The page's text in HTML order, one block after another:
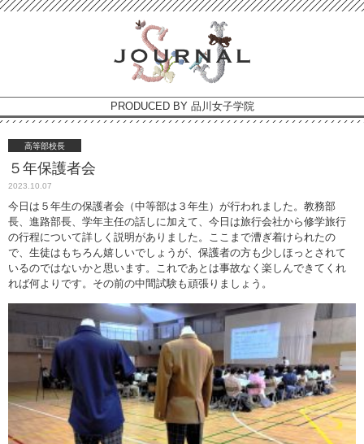
PRODUCED BY 品川女子学院
高等部校長
５年保護者会
2023.10.07
今日は５年生の保護者会（中等部は３年生）が行われました。教務部
長、進路部長、学年主任の話しに加えて、今日は旅行会社から修学旅行
の行程について詳しく説明がありました。ここまで漕ぎ着けられたの
で、生徒はもちろん嬉しいでしょうが、保護者の方も少しほっとされて
いるのではないかと思います。これであとは事故なく楽しんできてくれ
れば何よりです。その前の中間試験も頑張りましょう。